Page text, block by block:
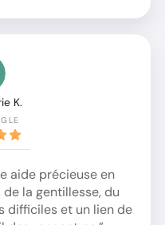
K.
aide précieuse en
la gentillesse, du
difficiles et un lien de